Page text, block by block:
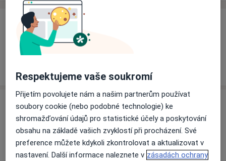
Zkušenosti
Zubní lékař, ukončené studium na Lékařské fakultě
Univerzity Karlovy v Hradci králové
Služby a ceník služeb
Ošetření kořenových kanálků
Detaily
Respektujeme vaše soukromí
Přijetím povolujete nám a našim partnerům používat
soubory cookie (nebo podobné technologie) ke
shromažďování údajů pro statistické účely a poskytování
obsahu na základě vašich zvyklostí při procházení. Své
preference můžete kdykoli zkontrolovat a aktualizovat v
nastavení. Další informace naleznete v zásadách ochrany